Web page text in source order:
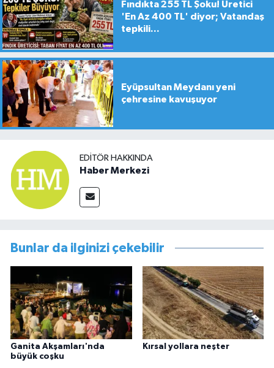
Fındıkta 255 TL Şoku! Üretici
'En Az 400 TL' diyor; Vatandaş
tepkili...
Eyüpsultan Meydanı yeni
çehresine kavuşuyor
EDITÖR HAKKINDA
Haber Merkezi
Bunlar da ilginizi çekebilir
Ganita Akşamları'nda
büyük coşku
Kırsal yollara neşter